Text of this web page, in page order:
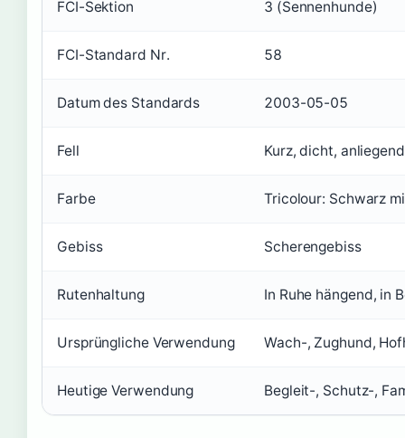
FCI-Sektion 3 (Sennenhunde)
FCI-Standard Nr. 58
Datum des Standards 2003-05-05
Fell Kurz, dicht,
Farbe Tricolour: Schwarz
Gebiss Scherengebiss
Rutenhaltung In Ruhe hängend, in
Ursprüngliche Verwendung Wach-, Zughund,
Heutige Verwendung Begleit-, Schutz-,